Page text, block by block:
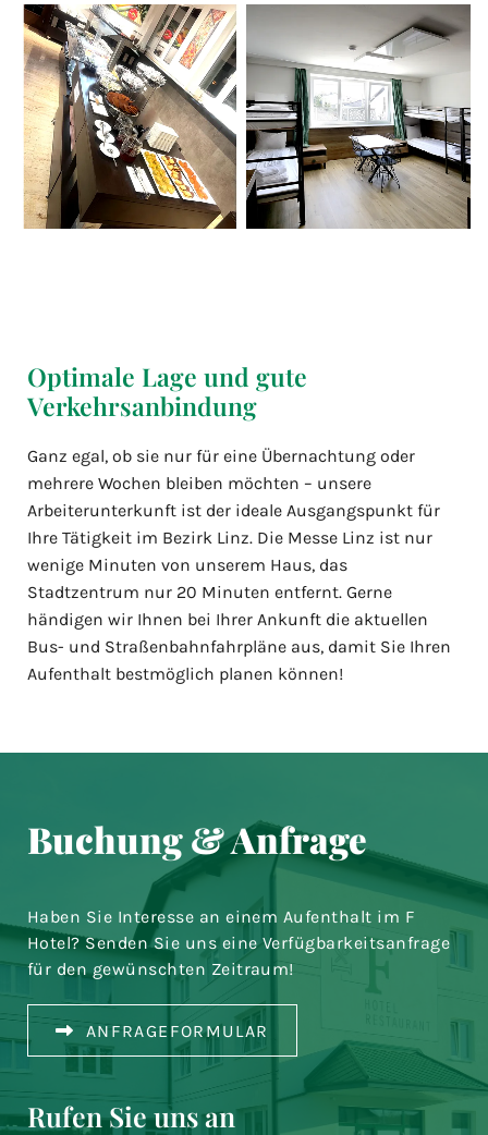
Optimale Lage und gute
Verkehrsanbindung
Ganz egal, ob sie nur für eine Übernachtung oder
mehrere Wochen bleiben möchten – unsere
Arbeiterunterkunft ist der ideale Ausgangspunkt für
Ihre Tätigkeit im Bezirk Linz. Die Messe Linz ist nur
wenige Minuten von unserem Haus, das
Stadtzentrum nur 20 Minuten entfernt. Gerne
händigen wir Ihnen bei Ihrer Ankunft die aktuellen
Bus- und Straßenbahnfahrpläne aus, damit Sie Ihren
Aufenthalt bestmöglich planen können!
Buchung & Anfrage
Haben Sie Interesse an einem Aufenthalt im F
Hotel? Senden Sie uns eine Verfügbarkeitsanfrage
für den gewünschten Zeitraum!
ANFRAGEFORMULAR
Rufen Sie uns an